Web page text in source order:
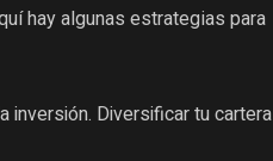
hay algunas estrategias para
inversión. Diversificar tu cartera